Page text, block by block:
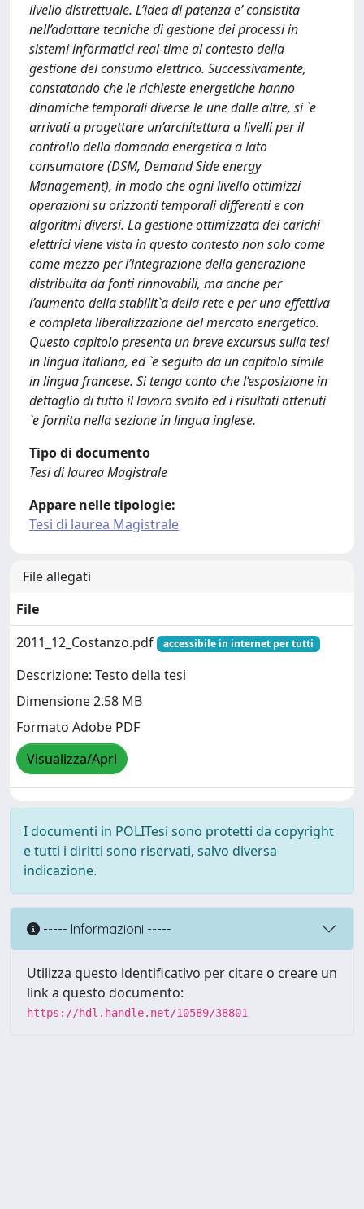
livello distrettuale. L’idea di patenza e’ consistita
nell’adattare tecniche di gestione dei processi in
sistemi informatici real-time al contesto della
gestione del consumo elettrico. Successivamente,
constatando che le richieste energetiche hanno
dinamiche temporali diverse le une dalle altre, si `e
arrivati a progettare un’architettura a livelli per il
controllo della domanda energetica a lato
consumatore (DSM, Demand Side energy
Management), in modo che ogni livello ottimizzi
operazioni su orizzonti temporali differenti e con
algoritmi diversi. La gestione ottimizzata dei carichi
elettrici viene vista in questo contesto non solo come
come mezzo per l’integrazione della generazione
distribuita da fonti rinnovabili, ma anche per
l’aumento della stabilit`a della rete e per una effettiva
e completa liberalizzazione del mercato energetico.
Questo capitolo presenta un breve excursus sulla tesi
in lingua italiana, ed `e seguito da un capitolo simile
in lingua francese. Si tenga conto che l’esposizione in
dettaglio di tutto il lavoro svolto ed i risultati ottenuti
`e fornita nella sezione in lingua inglese.
Tipo di documento
Tesi di laurea Magistrale
Appare nelle tipologie:
Tesi di laurea Magistrale
File allegati
File
2011_12_Costanzo.pdf
accessibile in internet per tutti
Descrizione: Testo della tesi
Dimensione 2.58 MB
Formato Adobe PDF
Visualizza/Apri
I documenti in POLITesi sono protetti da copyright
e tutti i diritti sono riservati, salvo diversa
indicazione.
----- Informazioni -----
Utilizza questo identificativo per citare o creare un
link a questo documento:
https://hdl.handle.net/10589/38801